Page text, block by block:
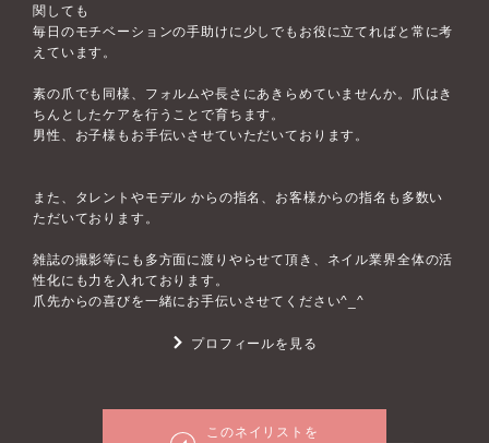
関しても
毎日のモチベーションの手助けに少しでもお役に立てればと常に考
えています。
素の爪でも同様、フォルムや長さにあきらめていませんか。爪はき
ちんとしたケアを行うことで育ちます。
男性、お子様もお手伝いさせていただいております。
また、タレントやモデル からの指名、お客様からの指名も多数い
ただいております。
雑誌の撮影等にも多方面に渡りやらせて頂き、ネイル業界全体の活
性化にも力を入れております。
爪先からの喜びを一緒にお手伝いさせてください^_^
プロフィールを見る
このネイリストを